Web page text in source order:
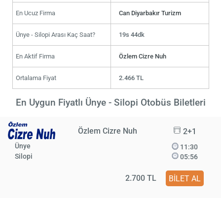
En Ucuz Firma Can Diyarbakır Turizm
Ünye - Silopi Arası Kaç Saat? 19s 44dk
En Aktif Firma Özlem Cizre Nuh
Ortalama Fiyat 2.466 TL
En Uygun Fiyatlı Ünye - Silopi Otobüs Biletleri
Özlem Cizre Nuh 2+1
Ünye
Silopi
11:30
05:56
2.700 TL BİLET AL